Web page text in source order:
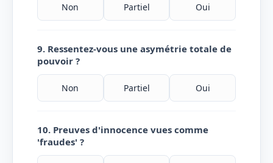
Non Partiel Oui
9. Ressentez-vous une asymétrie totale de
pouvoir ?
Non Partiel Oui
10. Preuves d'innocence vues comme
'fraudes' ?